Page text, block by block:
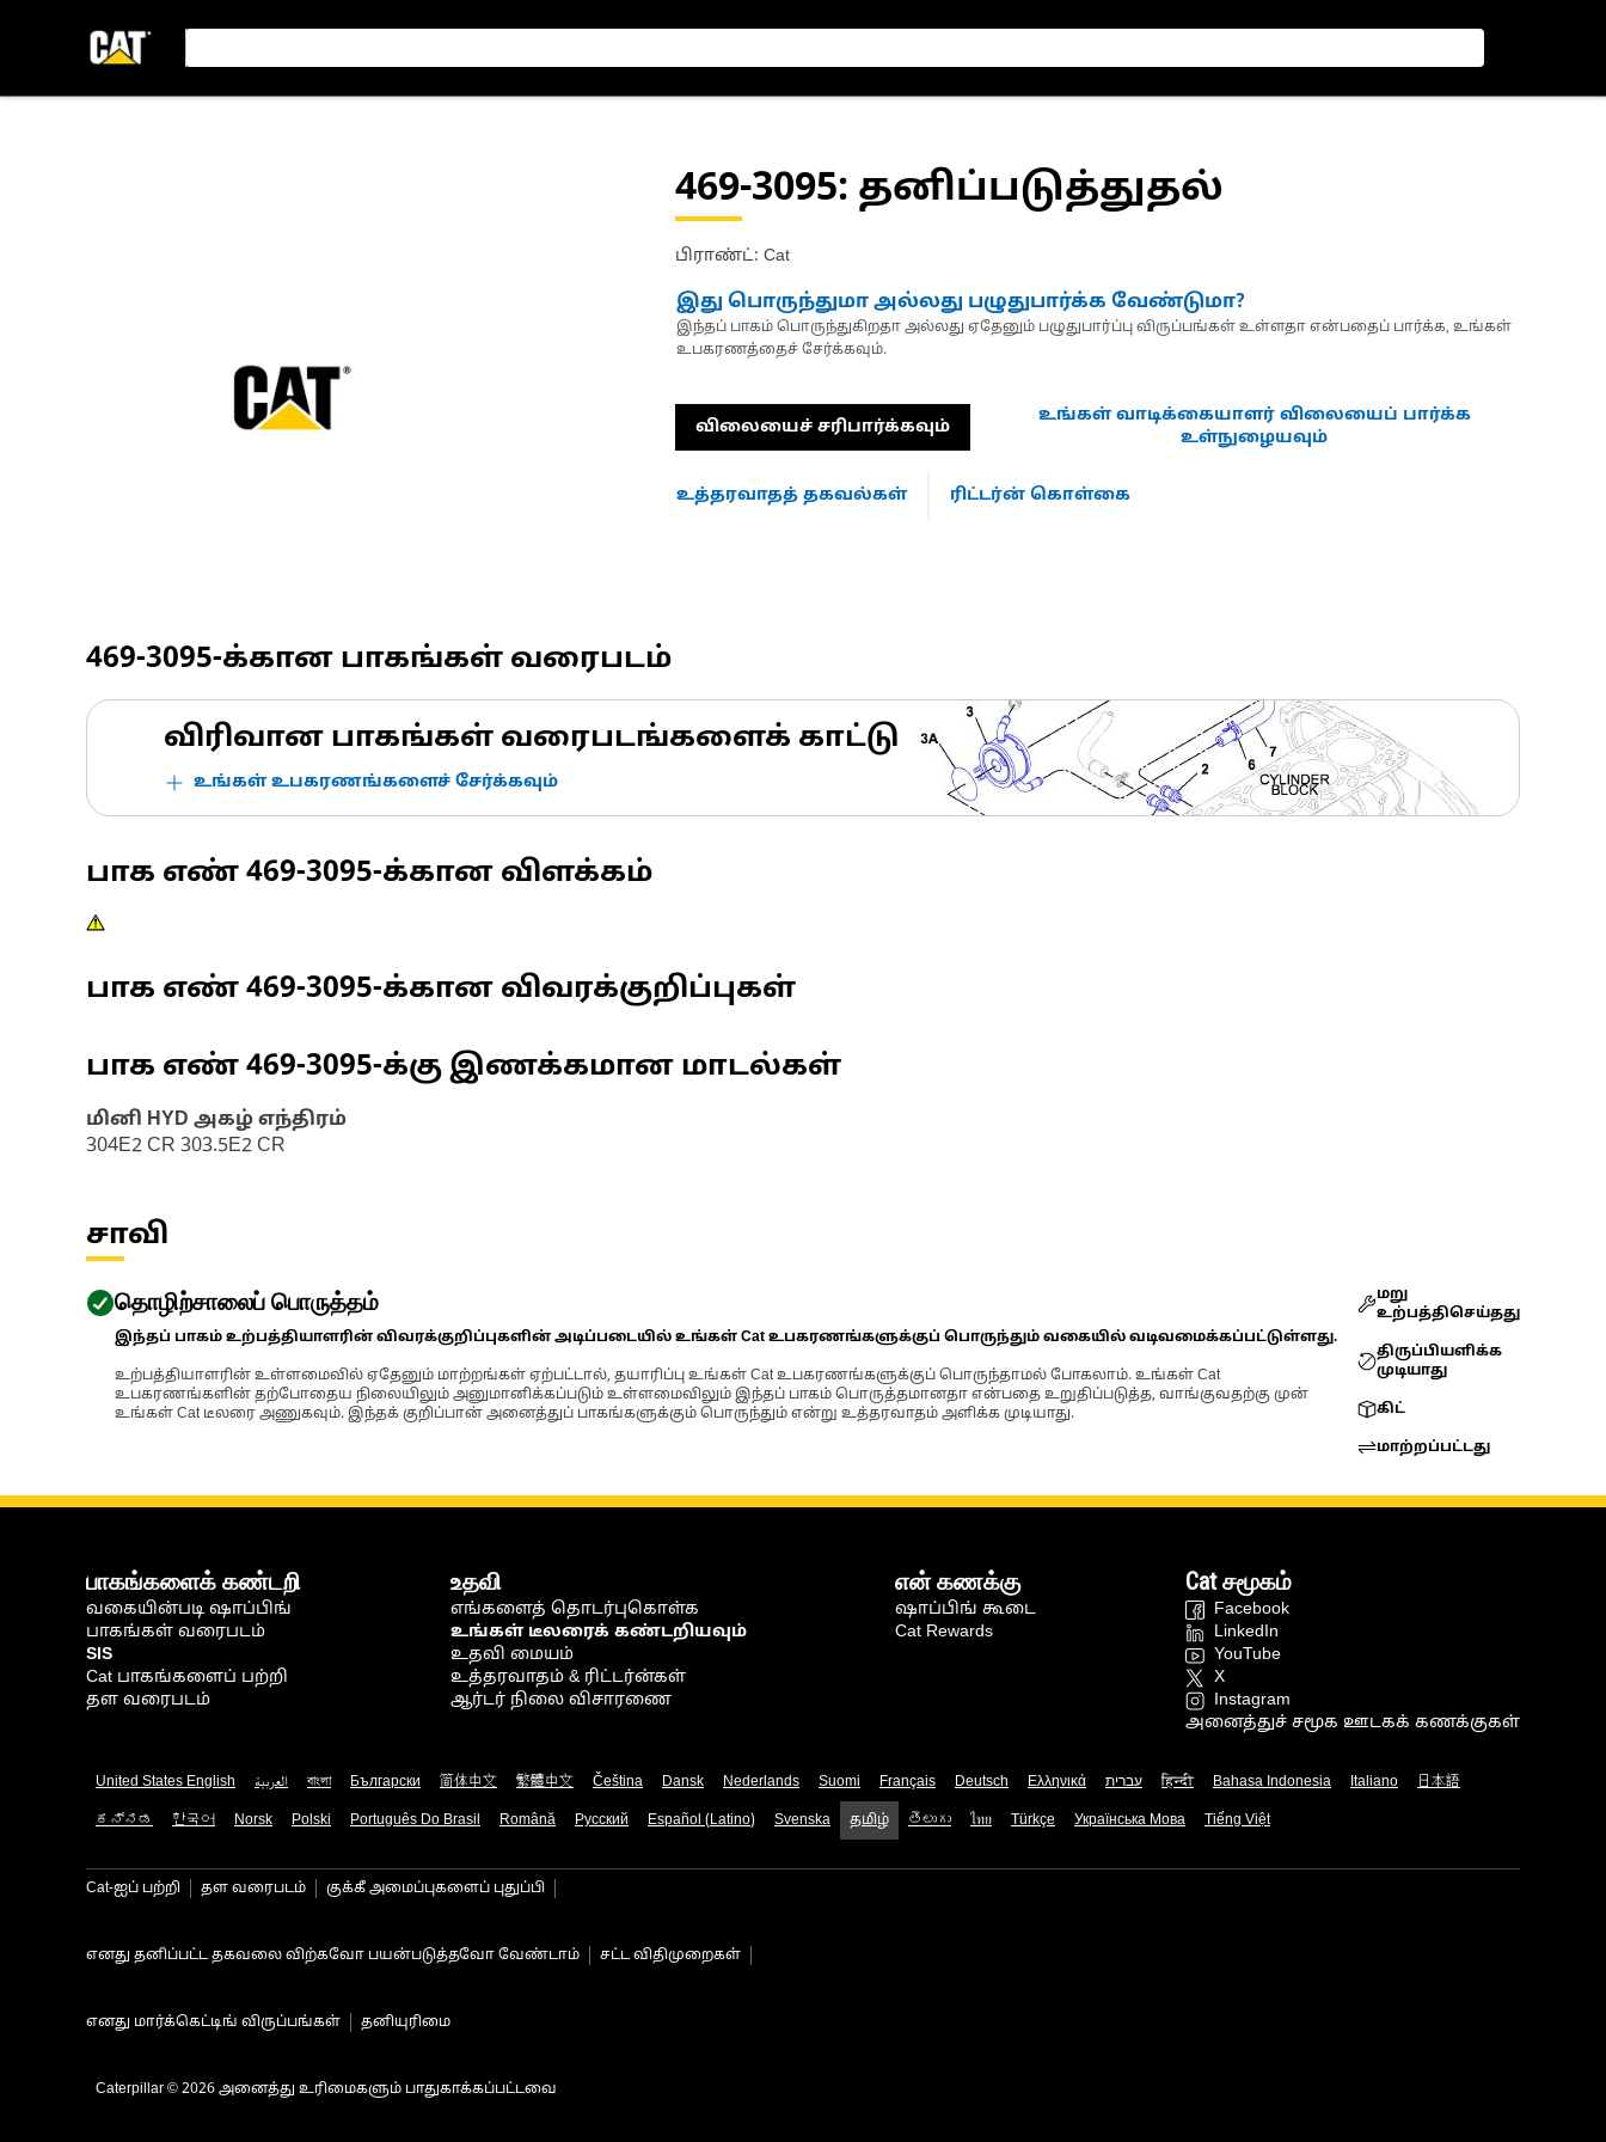
469-3095: தனிப்படுத்துதல்
பிராண்ட்: Cat
இது பொருந்துமா அல்லது பழுதுபார்க்க வேண்டுமா?
இந்தப் பாகம் பொருந்துகிறதா அல்லது ஏதேனும் பழுதுபார்ப்பு விருப்பங்கள் உள்ளதா என்பதைப் பார்க்க, உங்கள்
உபகரணத்தைச் சேர்க்கவும்.
விலையைச் சரிபார்க்கவும்
உங்கள் வாடிக்கையாளர் விலையைப் பார்க்க
உள்நுழையவும்
உத்தரவாதத் தகவல்கள் ரிட்டர்ன் கொள்கை
469-3095-க்கான பாகங்கள் வரைபடம்
விரிவான பாகங்கள் வரைபடங்களைக் காட்டு
உங்கள் உபகரணங்களைச் சேர்க்கவும்
பாக எண் 469-3095-க்கான விளக்கம்
பாக எண் 469-3095-க்கான விவரக்குறிப்புகள்
பாக எண் 469-3095-க்கு இணக்கமான மாடல்கள்
மினி HYD அகழ் எந்திரம்
304E2 CR 303.5E2 CR
சாவி
தொழிற்சாலைப் பொருத்தம்
இந்தப் பாகம் உற்பத்தியாளரின் விவரக்குறிப்புகளின் அடிப்படையில் உங்கள் Cat உபகரணங்களுக்குப் பொருந்தும் வகையில் வடிவமைக்கப்பட்டுள்ளது.
உற்பத்தியாளரின் உள்ளமைவில் ஏதேனும் மாற்றங்கள் ஏற்பட்டால், தயாரிப்பு உங்கள் Cat உபகரணங்களுக்குப் பொருந்தாமல் போகலாம். உங்கள் Cat
உபகரணங்களின் தற்போதைய நிலையிலும் அனுமானிக்கப்படும் உள்ளமைவிலும் இந்தப் பாகம் பொருத்தமானதா என்பதை உறுதிப்படுத்த, வாங்குவதற்கு முன்
உங்கள் Cat டீலரை அணுகவும். இந்தக் குறிப்பான் அனைத்துப் பாகங்களுக்கும் பொருந்தும் என்று உத்தரவாதம் அளிக்க முடியாது.
மறு
உற்பத்திசெய்தது
திருப்பியளிக்க
முடியாது
கிட்
மாற்றப்பட்டது
பாகங்களைக் கண்டறி
வகையின்படி ஷாப்பிங்
பாகங்கள் வரைபடம்
SIS
Cat பாகங்களைப் பற்றி
தள வரைபடம்
உதவி
எங்களைத் தொடர்புகொள்க
உங்கள் டீலரைக் கண்டறியவும்
உதவி மையம்
உத்தரவாதம் & ரிட்டர்ன்கள்
ஆர்டர் நிலை விசாரணை
என் கணக்கு
ஷாப்பிங் கூடை
Cat Rewards
Cat சமூகம்
Facebook
LinkedIn
YouTube
X
Instagram
அனைத்துச் சமூக ஊடகக் கணக்குகள்
United States English العربية বাংলা Български 简体中文 繁體中文 Čeština Dansk Nederlands Suomi Français Deutsch Ελληνικά עברית हिन्दी Bahasa Indonesia Italiano 日本語
ಕನ್ನಡ 한국어 Norsk Polski Português Do Brasil Română Русский Español (Latino) Svenska தமிழ் తెలుగు ไทย Türkçe Українська Мова Tiếng Việt
Cat-ஐப் பற்றி தள வரைபடம் குக்கீ அமைப்புகளைப் புதுப்பி
எனது தனிப்பட்ட தகவலை விற்கவோ பயன்படுத்தவோ வேண்டாம் சட்ட விதிமுறைகள்
எனது மார்க்கெட்டிங் விருப்பங்கள் தனியுரிமை
Caterpillar © 2026 அனைத்து உரிமைகளும் பாதுகாக்கப்பட்டவை